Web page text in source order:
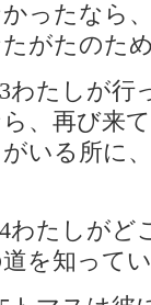
ったなら
がたのた
わたしが行
、再び来
いる所に
わたしがど
を知って